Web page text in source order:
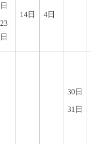
日
23
日
14日 4日
30日
31日